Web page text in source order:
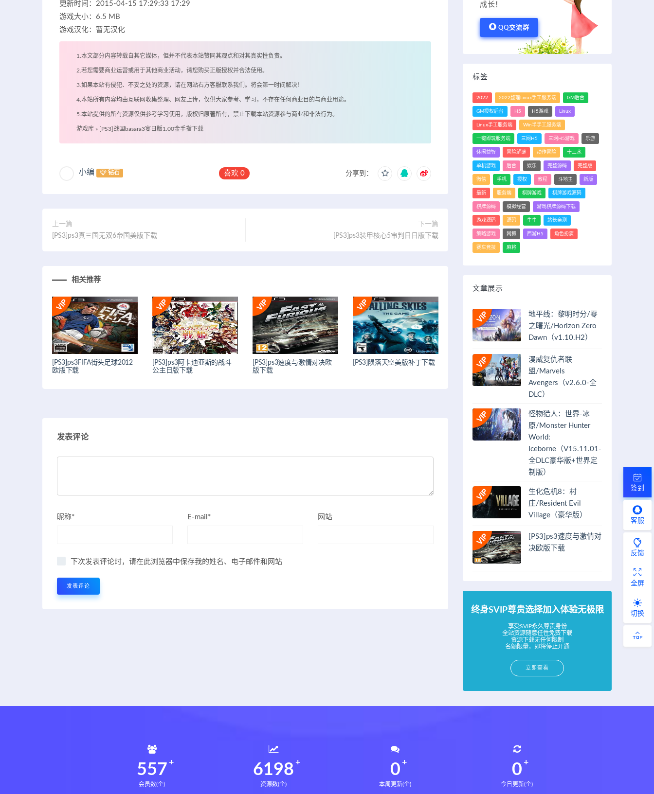
更新时间：2015-04-15 17:29:33 17:29
游戏大小：6.5 MB
游戏汉化：暂无汉化
1.本文部分内容转载自其它媒体，但并不代表本站赞同其观点和对其真实性负责。
2.若您需要商业运营或用于其他商业活动，请您购买正版授权并合法使用。
3.如果本站有侵犯、不妥之处的资源，请在网站右方客服联系我们。将会第一时间解决！
4.本站所有内容均由互联网收集整理、网友上传，仅供大家参考、学习，不存在任何商业目的与商业用途。
5.本站提供的所有资源仅供参考学习使用，版权归原著所有，禁止下载本站资源参与商业和非法行为。
游戏库 » [PS3]战国basara3宴日版1.00金手指下载
小编 钻石 喜欢0 分享到：
上一篇
[PS3]ps3真三国无双6帝国美版下载
下一篇
[PS3]ps3装甲核心5审判日日版下载
相关推荐
[PS3]ps3FIFA街头足球2012
欧版下载
[PS3]ps3阿卡迪亚斯的战斗
公主日版下载
[PS3]ps3速度与激情对决欧
版下载
[PS3]陨落天空美版补丁下载
发表评论
昵称* E-mail* 网站
下次发表评论时，请在此浏览器中保存我的姓名、电子邮件和网站
成长！
QQ交流群
标签
2022 2022整理Linux手工服务端 GM后台
GM授权后台 H5 H5游戏 Linux
Linux手工服务端 Win半手工服务端
一键即玩服务端 三网H5 三网H5游戏 乐游
休闲益智 冒险解谜 动作冒险 十三水
单机游戏 后台 娱乐 完整源码 完整版
微信 手机 授权 教程 斗地主 新版
最新 服务端 棋牌游戏 棋牌游戏源码
棋牌源码 模拟经营 游戏棋牌源码下载
游戏源码 源码 牛牛 站长亲测
策略游戏 网狐 西游H5 角色扮演
赛车竞技 麻将
文章展示
地平线：黎明时分/零
之曙光/Horizon Zero
Dawn（v1.10.H2）
漫威复仇者联
盟/Marvels
Avengers（v2.6.0-全
DLC）
怪物猎人：世界-冰
原/Monster Hunter
World:
Iceborne（V15.11.01-
全DLC豪华版+世界定
制版）
生化危机8：村
庄/Resident Evil
Village（豪华版）
[PS3]ps3速度与激情对
决欧版下载
终身SVIP尊贵选择加入体验无极限
享受SVIP永久尊贵身份
全站资源随意任性免费下载
资源下载无任何限制
名额限量，即将停止开通
立即查看
561
会员数(个)
6235
资源数(个)
0
本周更新(个)
0
今日更新(个)
签到
客服
反馈
全屏
切换